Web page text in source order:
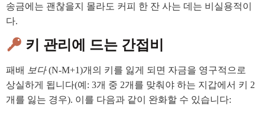
송금에는 괜찮을지 몰라도 커피 한 잔 사는 데는 비실용적이
다.
키 관리에 드는 간접비
패배 보다(N-M+1)개의 키를 잃게 되면 자금을 영구적으로
상실하게 됩니다(예: 3개 중 2개를 맞춰야 하는 지갑에서 키 2
개를 잃는 경우). 이를 다음과 같이 완화할 수 있습니다: